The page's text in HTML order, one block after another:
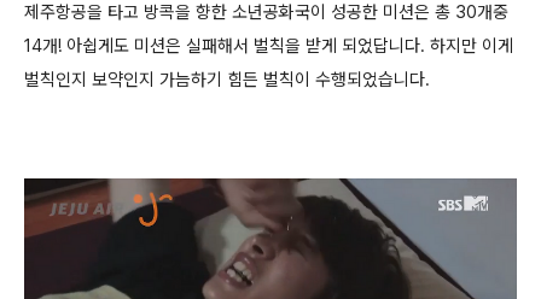
제주항공을 타고 방콕을 향한 소년공화국이 성공한 미션은 총 30개중
14개! 아쉽게도 미션은 실패해서 벌칙을 받게 되었답니다. 하지만 이게
벌칙인지 보약인지 가늠하기 힘든 벌칙이 수행되었습니다.